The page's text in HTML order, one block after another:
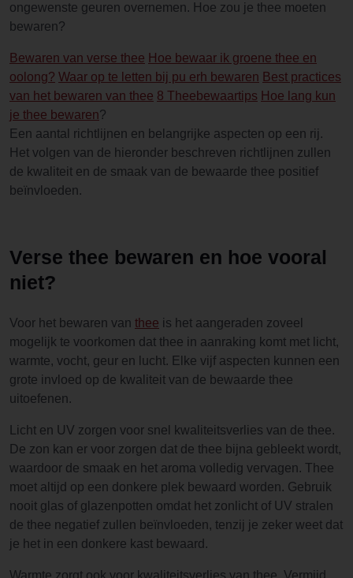
ongewenste geuren overnemen. Hoe zou je thee moeten
bewaren?
Bewaren van verse thee Hoe bewaar ik groene thee en
oolong? Waar op te letten bij pu erh bewaren Best practices
van het bewaren van thee 8 Theebewaartips Hoe lang kun
je thee bewaren?
Een aantal richtlijnen en belangrijke aspecten op een rij.
Het volgen van de hieronder beschreven richtlijnen zullen
de kwaliteit en de smaak van de bewaarde thee positief
beïnvloeden.
Verse thee bewaren en hoe vooral
niet?
Voor het bewaren van thee is het aangeraden zoveel
mogelijk te voorkomen dat thee in aanraking komt met licht,
warmte, vocht, geur en lucht. Elke vijf aspecten kunnen een
grote invloed op de kwaliteit van de bewaarde thee
uitoefenen.
Licht en UV zorgen voor snel kwaliteitsverlies van de thee.
De zon kan er voor zorgen dat de thee bijna gebleekt wordt,
waardoor de smaak en het aroma volledig vervagen. Thee
moet altijd op een donkere plek bewaard worden. Gebruik
nooit glas of glazenpotten omdat het zonlicht of UV stralen
de thee negatief zullen beïnvloeden, tenzij je zeker weet dat
je het in een donkere kast bewaard.
Warmte zorgt ook voor kwaliteitsverlies van thee. Vermijd